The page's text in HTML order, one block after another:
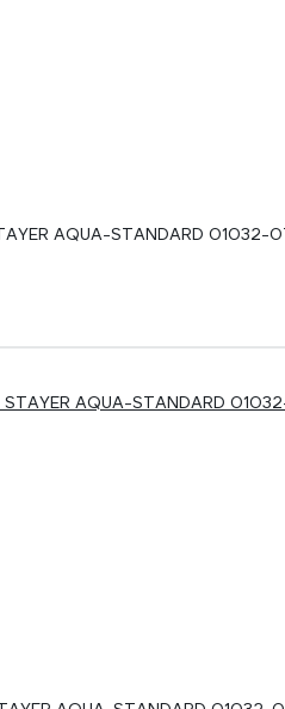
AQUA-STANDARD 01032-